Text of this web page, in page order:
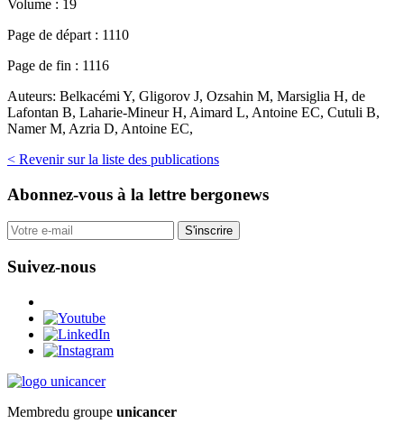
Volume : 19
Page de départ : 1110
Page de fin : 1116
Auteurs: Belkacémi Y, Gligorov J, Ozsahin M, Marsiglia H, de
Lafontan B, Laharie-Mineur H, Aimard L, Antoine EC, Cutuli B,
Namer M, Azria D, Antoine EC,
< Revenir sur la liste des publications
Abonnez-vous à la lettre bergonews
S'inscrire
Suivez-nous
Membredu groupe unicancer